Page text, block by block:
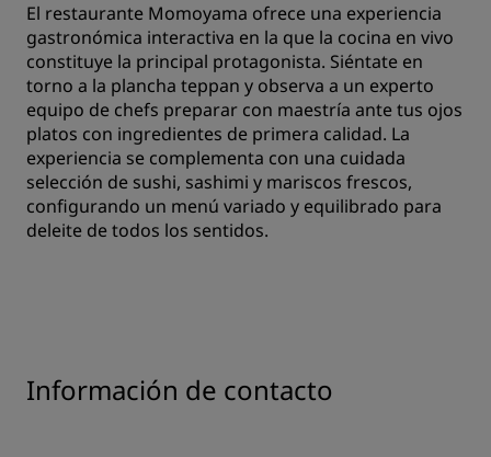
El restaurante Momoyama ofrece una experiencia
gastronómica interactiva en la que la cocina en vivo
constituye la principal protagonista. Siéntate en
torno a la plancha teppan y observa a un experto
equipo de chefs preparar con maestría ante tus ojos
platos con ingredientes de primera calidad. La
experiencia se complementa con una cuidada
selección de sushi, sashimi y mariscos frescos,
configurando un menú variado y equilibrado para
deleite de todos los sentidos.
Información de contacto